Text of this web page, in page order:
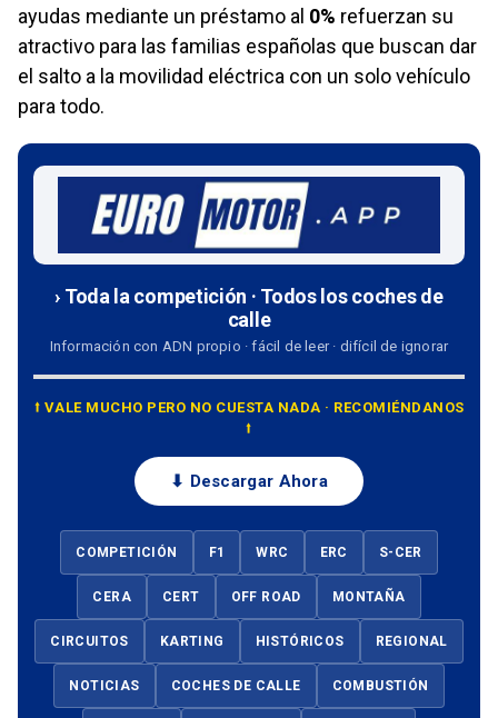
ayudas mediante un préstamo al 0% refuerzan su
atractivo para las familias españolas que buscan dar
el salto a la movilidad eléctrica con un solo vehículo
para todo.
› Toda la competición · Todos los coches de
calle
Información con ADN propio · fácil de leer · difícil de ignorar
⭡ VALE MUCHO PERO NO CUESTA NADA · RECOMIÉNDANOS
⭡
⬇ Descargar Ahora
COMPETICIÓN F1 WRC ERC S-CER
CERA CERT OFF ROAD MONTAÑA
CIRCUITOS KARTING HISTÓRICOS REGIONAL
NOTICIAS COCHES DE CALLE COMBUSTIÓN